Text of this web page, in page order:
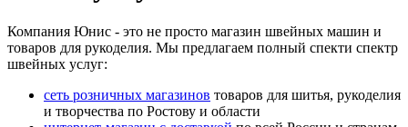
Компания Юнис - это не просто магазин швейных машин и
товаров для рукоделия. Мы предлагаем полный спекти спектр
швейных услуг:
сеть розничных магазинов товаров для шитья, рукоделия
и творчества по Ростову и области